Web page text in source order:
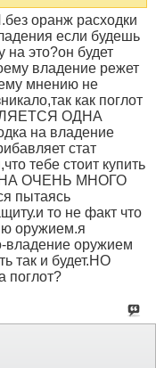
оранж расходки
если будешь
на это?он будет
владение режет
мнению не
как поглот
ОДНА
на владение
стат
тебе стоит купить
НА ОЧЕНЬ МНОГО
пытаясь
то не факт что
оружием.я
владение оружием
так и будет.НО